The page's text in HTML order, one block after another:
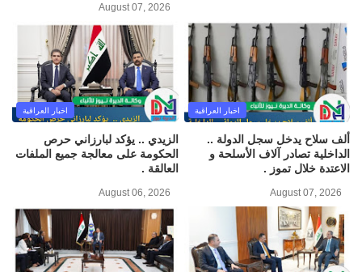
August 07, 2026
اخبار العراقية
ألف سلاح يدخل سجل الدولة ..
الداخلية تصادر آلاف الأسلحة و
الاعتدة خلال تموز .
August 07, 2026
اخبار العراقية
الزيدي .. يؤكد لبارزاني حرص
الحكومة على معالجة جميع الملفات
العالقة .
August 06, 2026